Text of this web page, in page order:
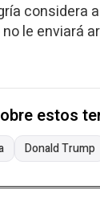
considera
le enviará
estos
Donald Trump